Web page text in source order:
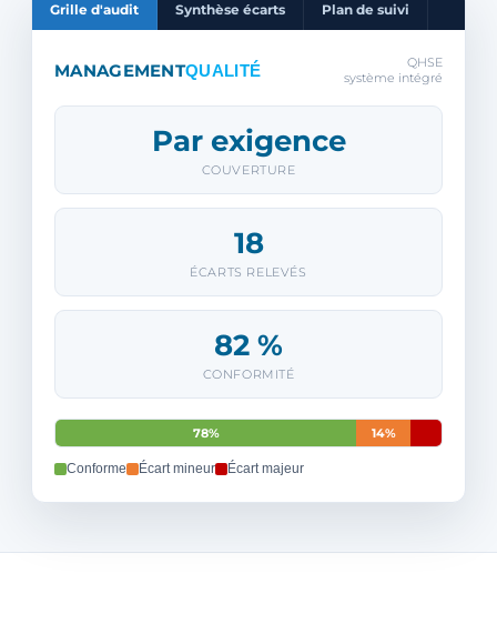
Grille d'audit Synthèse écarts Plan de suivi
MANAGEMENTQUALITÉ
QHSE
système intégré
Par exigence
COUVERTURE
18
ÉCARTS RELEVÉS
82 %
CONFORMITÉ
78% 14%
Conforme Écart mineur Écart majeur